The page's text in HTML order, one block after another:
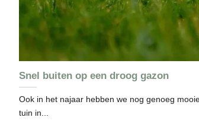
Snel buiten op een droog gazon
Ook in het najaar hebben we nog genoeg
tuin in...